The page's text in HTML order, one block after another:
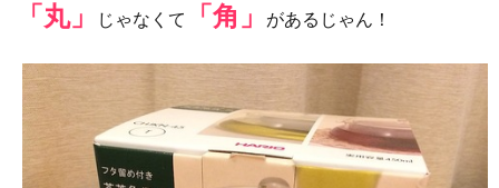
「丸」 じゃなくて 「角」 があるじゃん！